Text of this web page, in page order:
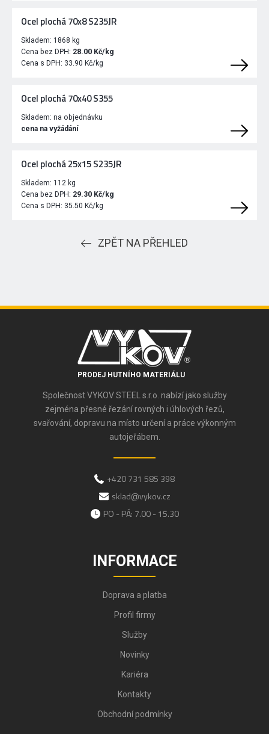
Ocel plochá 70x8 S235JR
Skladem: 1868 kg
Cena bez DPH: 28.00 Kč/kg
Cena s DPH: 33.90 Kč/kg
Ocel plochá 70x40 S355
Skladem: na objednávku
cena na vyžádání
Ocel plochá 25x15 S235JR
Skladem: 112 kg
Cena bez DPH: 29.30 Kč/kg
Cena s DPH: 35.50 Kč/kg
ZPĚT NA PŘEHLED
PRODEJ HUTNÍHO MATERIÁLU
Společnost VYKOV STEEL s.r.o. nabízí jako služby
zejména přesné řezání rovných i úhlových řezů,
svařování, dopravu na místo určení a práce výkonným
autojeřábem.
+420 731 585 398
sklad@vykov.cz
PO - PÁ: 7.00 - 15.30
INFORMACE
Doprava a platba
Profil firmy
Služby
Novinky
Kariéra
Kontakty
Obchodní podmínky